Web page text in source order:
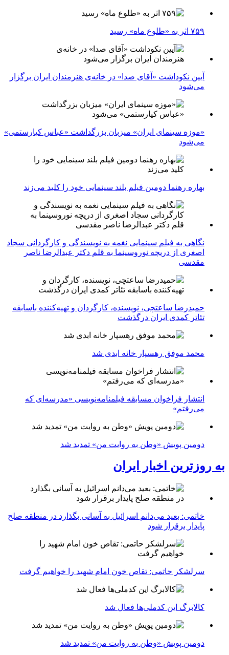
۷۵۹ اثر به «طلوع ماه» رسید
آیین نکوداشت «آقای صدا» در خانه‌ی هنرمندان ایران برگزار
می‌شود
«موزه سینمای ایران» میزبان بزرگداشت «عباس کیارستمی»
می‌شود
بهاره رهنما دومین فیلم بلند سینمایی خود را کلید می‌زند
نگاهی به فیلم سینمایی نغمه به نویسندگی و کارگردانی سجاد
اصغری از دریچه نوروسینما به قلم دکتر عبدالرضا ناصر
مقدسی
حمیدرضا ساعتچی، نویسنده، کارگردان و تهیه‌کننده باسابقه
تئاتر کمدی ایران درگذشت
محمد موفق رهسپار خانه ابدی شد
انتشار فراخوان مسابقه فیلمنامه‌نویسی «مدرسه‌ای که
می‌رفتم»
دومین پویش «وطن به روایت من» تمدید شد
به روزترین اخبار ایران
خاتمی: بعید می‌دانم اسرائیل به آسانی بگذارد در منطقه صلح
پایدار برقرار شود
سرلشکر حاتمی: تقاص خون امام شهید را خواهیم گرفت
کالابرگ این کدملی‌ها فعال شد
دومین پویش «وطن به روایت من» تمدید شد